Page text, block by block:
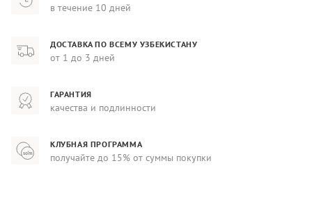
в течение 10 дней
ДОСТАВКА ПО ВСЕМУ УЗБЕКИСТАНУ
от 1 до 3 дней
ГАРАНТИЯ
качества и подлинности
КЛУБНАЯ ПРОГРАММА
получайте до 15% от суммы покупки